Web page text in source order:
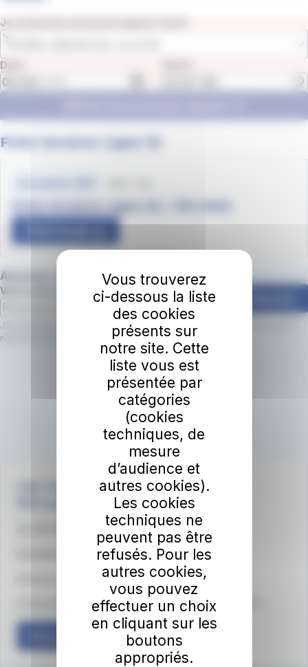
Je recherche un horaire depuis l'arrêt
Date
Fiche horaires Ligne 32
horaires
Fiche horaires Ligne-32 / Été 2026
Abonnez-vous à la newsletter irigo 📩
Votre adresse email
J’accepte que le réseau irigo utilise mon adresse email pour m’envoyer la
newsletter irigo.
En savoir plus.
irigo, les services mobilité d'Angers Loire
02 41 33 64 64
Sourds et malentendants - Accédez à LSF
Médiateur du groupe RATP
Accessibilité du site : partiellement conforme (83,61%)
Vous trouverez
ci-dessous la liste
des cookies
présents sur
notre site. Cette
liste vous est
présentée par
catégories
(cookies
techniques, de
mesure
d’audience et
autres cookies).
Les cookies
techniques ne
peuvent pas être
refusés. Pour les
autres cookies,
vous pouvez
effectuer un choix
en cliquant sur les
boutons
appropriés.